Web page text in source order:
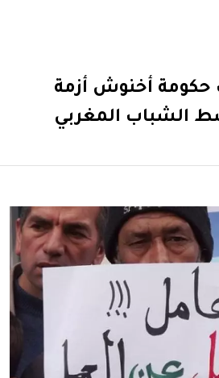
أخنوش أزمة
الشباب المغربي